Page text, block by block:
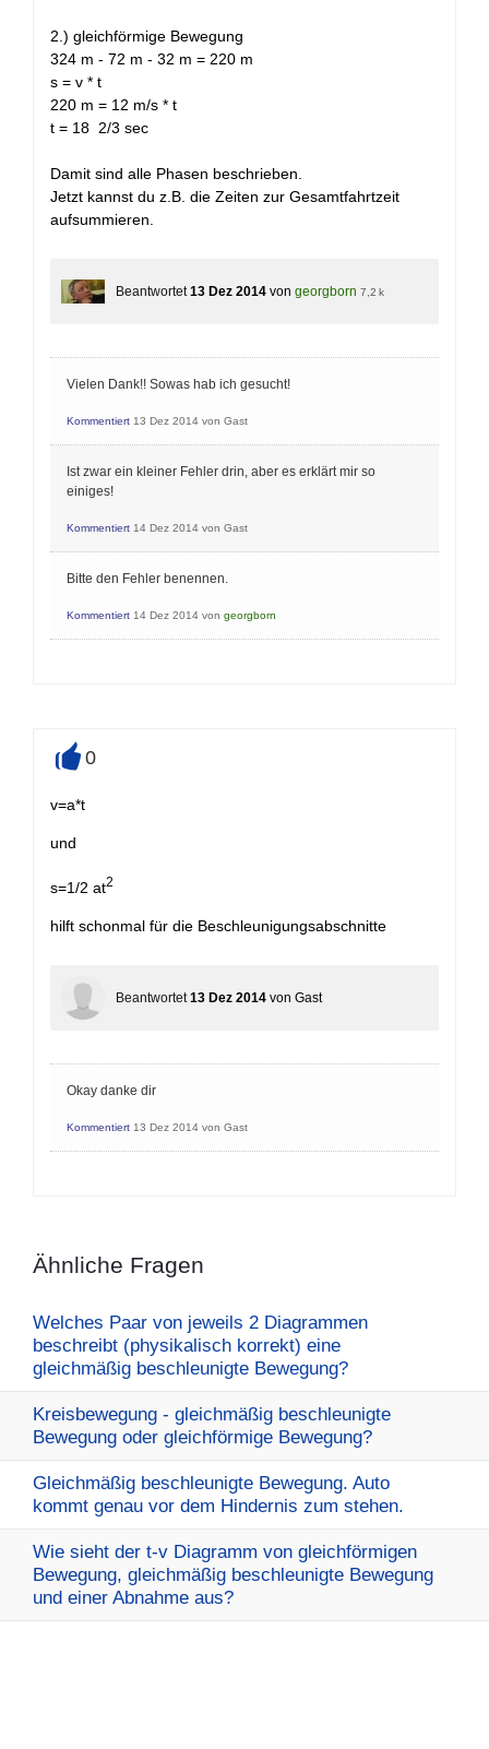
2.) gleichförmige Bewegung
324 m - 72 m - 32 m = 220 m
s = v * t
220 m = 12 m/s * t
t = 18 2/3 sec
Damit sind alle Phasen beschrieben.
Jetzt kannst du z.B. die Zeiten zur Gesamtfahrtzeit
aufsummieren.
Beantwortet 13 Dez 2014 von georgborn 7,2 k
Vielen Dank!! Sowas hab ich gesucht!
Kommentiert 13 Dez 2014 von Gast
Ist zwar ein kleiner Fehler drin, aber es erklärt mir so
einiges!
Kommentiert 14 Dez 2014 von Gast
Bitte den Fehler benennen.
Kommentiert 14 Dez 2014 von georgborn
0
v=a*t
und
s=1/2 at2
hilft schonmal für die Beschleunigungsabschnitte
Beantwortet 13 Dez 2014 von Gast
Okay danke dir
Kommentiert 13 Dez 2014 von Gast
Ähnliche Fragen
Welches Paar von jeweils 2 Diagrammen
beschreibt (physikalisch korrekt) eine
gleichmäßig beschleunigte Bewegung?
Kreisbewegung - gleichmäßig beschleunigte
Bewegung oder gleichförmige Bewegung?
Gleichmäßig beschleunigte Bewegung. Auto
kommt genau vor dem Hindernis zum stehen.
Wie sieht der t-v Diagramm von gleichförmigen
Bewegung, gleichmäßig beschleunigte Bewegung
und einer Abnahme aus?